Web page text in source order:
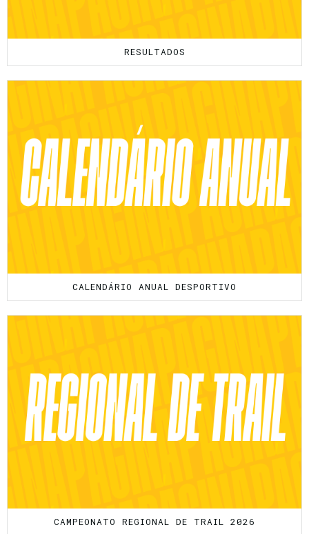
RESULTADOS
CALENDÁRIO ANUAL DESPORTIVO
CAMPEONATO REGIONAL DE TRAIL 2026